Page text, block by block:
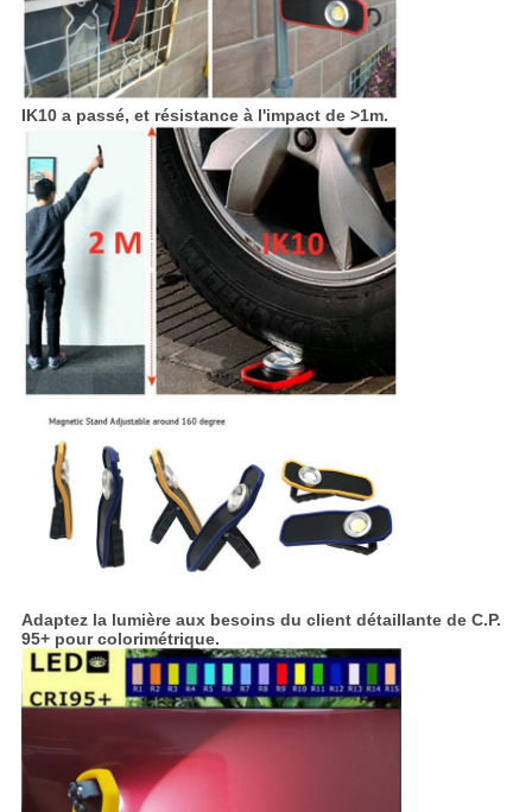
IK10 a passé, et résistance à l'impact de >1m.
Adaptez la lumière aux besoins du client détaillante de C.P.
95+ pour colorimétrique.